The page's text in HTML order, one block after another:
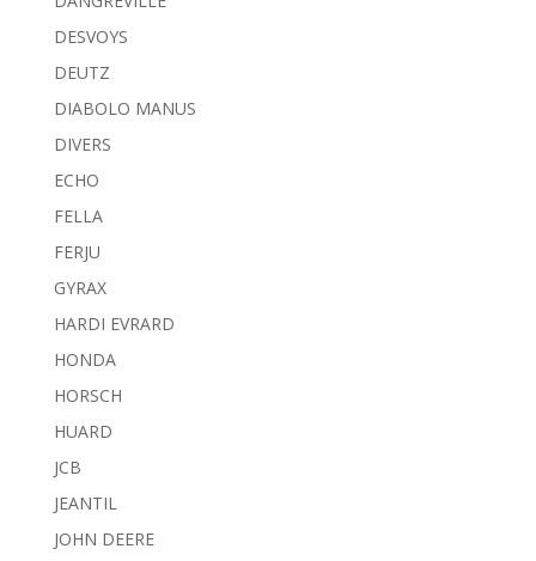
DESVOYS
DEUTZ
DIABOLO MANUS
DIVERS
ECHO
FELLA
FERJU
GYRAX
HARDI EVRARD
HONDA
HORSCH
HUARD
JCB
JEANTIL
JOHN DEERE